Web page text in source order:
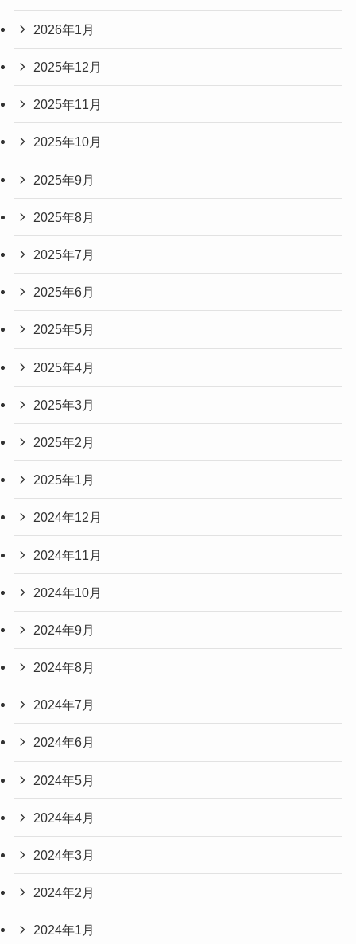
2026年1月
2025年12月
2025年11月
2025年10月
2025年9月
2025年8月
2025年7月
2025年6月
2025年5月
2025年4月
2025年3月
2025年2月
2025年1月
2024年12月
2024年11月
2024年10月
2024年9月
2024年8月
2024年7月
2024年6月
2024年5月
2024年4月
2024年3月
2024年2月
2024年1月